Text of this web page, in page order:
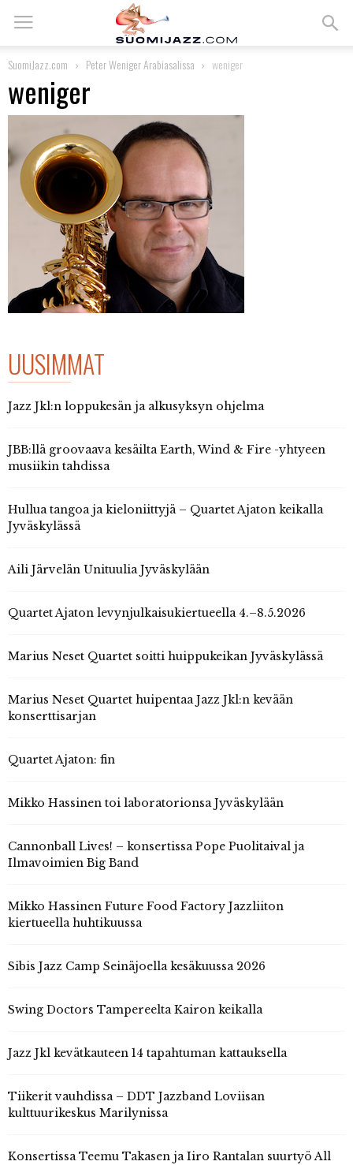
SuomiJazz.com Peter Weniger Arabiasalissa weniger
weniger
UUSIMMAT
Jazz Jkl:n loppukesän ja alkusyksyn ohjelma
JBB:llä groovaava kesäilta Earth, Wind & Fire -yhtyeen
musiikin tahdissa
Hullua tangoa ja kieloniittyjä – Quartet Ajaton keikalla
Jyväskylässä
Aili Järvelän Unituulia Jyväskylään
Quartet Ajaton levynjulkaisukiertueella 4.–8.5.2026
Marius Neset Quartet soitti huippukeikan Jyväskylässä
Marius Neset Quartet huipentaa Jazz Jkl:n kevään
konserttisarjan
Quartet Ajaton: fin
Mikko Hassinen toi laboratorionsa Jyväskylään
Cannonball Lives! – konsertissa Pope Puolitaival ja
Ilmavoimien Big Band
Mikko Hassinen Future Food Factory Jazzliiton
kiertueella huhtikuussa
Sibis Jazz Camp Seinäjoella kesäkuussa 2026
Swing Doctors Tampereelta Kairon keikalla
Jazz Jkl kevätkauteen 14 tapahtuman kattauksella
Tiikerit vauhdissa – DDT Jazzband Loviisan
kulttuurikeskus Marilynissa
Konsertissa Teemu Takasen ja Iiro Rantalan suurtyö All